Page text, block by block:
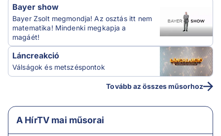
Bayer show
Bayer Zsolt megmondja! Az osztás itt nem
matematika! Mindenki megkapja a
magáét!
Láncreakció
Válságok és metszéspontok
Tovább az összes műsorhoz
A HírTV mai műsorai